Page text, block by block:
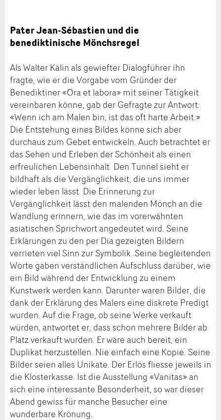
Pater Jean-Sébastien und die
benediktinische Mönchsregel
Als Walter Kälin als gewiefter Dialogführer ihn
fragte, wie er die Vorgabe vom Gründer der
Benediktiner «Ora et labora» mit seiner Tätigkeit
vereinbaren könne, gab der Gefragte zur Antwort:
«Wenn ich am Malen bin, ist das oft harte Arbeit.»
Die Entstehung eines Bildes könne sich aber
durchaus zum Gebet entwickeln. Auch betrachtet er
das Sehen und Erleben der Schönheit als einen
erfreulichen Lebensinhalt. Den Tunnel sieht er
bildhaft als die Vergänglichkeit, die uns immer
wieder leben lässt. Die Erinnerung zur
Vergänglichkeit lässt den malenden Mönch an die
Wandlung erinnern, wie das im vorerwähnten
asiatischen Sprichwort angedeutet wird. Seine
Erklärungen zu den per Dia gezeigten Bildern
verrieten viel Sinn zur Symbolik. Seine begleitenden
Worte gaben verständlichen Aufschluss darüber, wie
ein Bild während der Entwicklung zu einem
Kunstwerk werden kann. Darunter waren Bilder, die
dank der Erklärung des Malers eine diskrete Predigt
wurden. Auf die Frage, ob seine Werke verkauft
würden, antwortet er, dass schon mehrere Bilder ab
Platz verkauft wurden. Er wäre auch bereit, ein
Duplikat herzustellen. Nie einfach eine Kopie. Seine
Bilder seien alles Unikate. Der Erlös fliesse jeweils in
die Klosterkasse. Ist die Ausstellung «Vanitas» an
sich eine interessante Besonderheit, so war dieser
Abend gewiss für manche Besucher eine
wunderbare Krönung.